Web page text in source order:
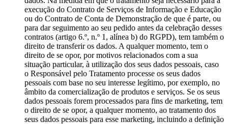
execução do Contrato de Serviços de Informação e Educação
ou do Contrato de Conta de Demonstração de que é parte, ou
para dar seguimento ao seu pedido antes da celebração desses
contratos (artigo 6.º, n.º 1, alínea b) do RGPD), tem também o
direito de transferir os dados. A qualquer momento, tem o
direito de se opor, por motivos relacionados com a sua
situação particular, à utilização dos seus dados pessoais, caso
o Responsável pelo Tratamento processe os seus dados
pessoais com base no seu interesse legítimo, por exemplo, no
âmbito da comercialização de produtos e serviços. Se os seus
dados pessoais forem processados para fins de marketing, tem
o direito de se opor, a qualquer momento, ao tratamento dos
seus dados pessoais para esse marketing, incluindo a definição